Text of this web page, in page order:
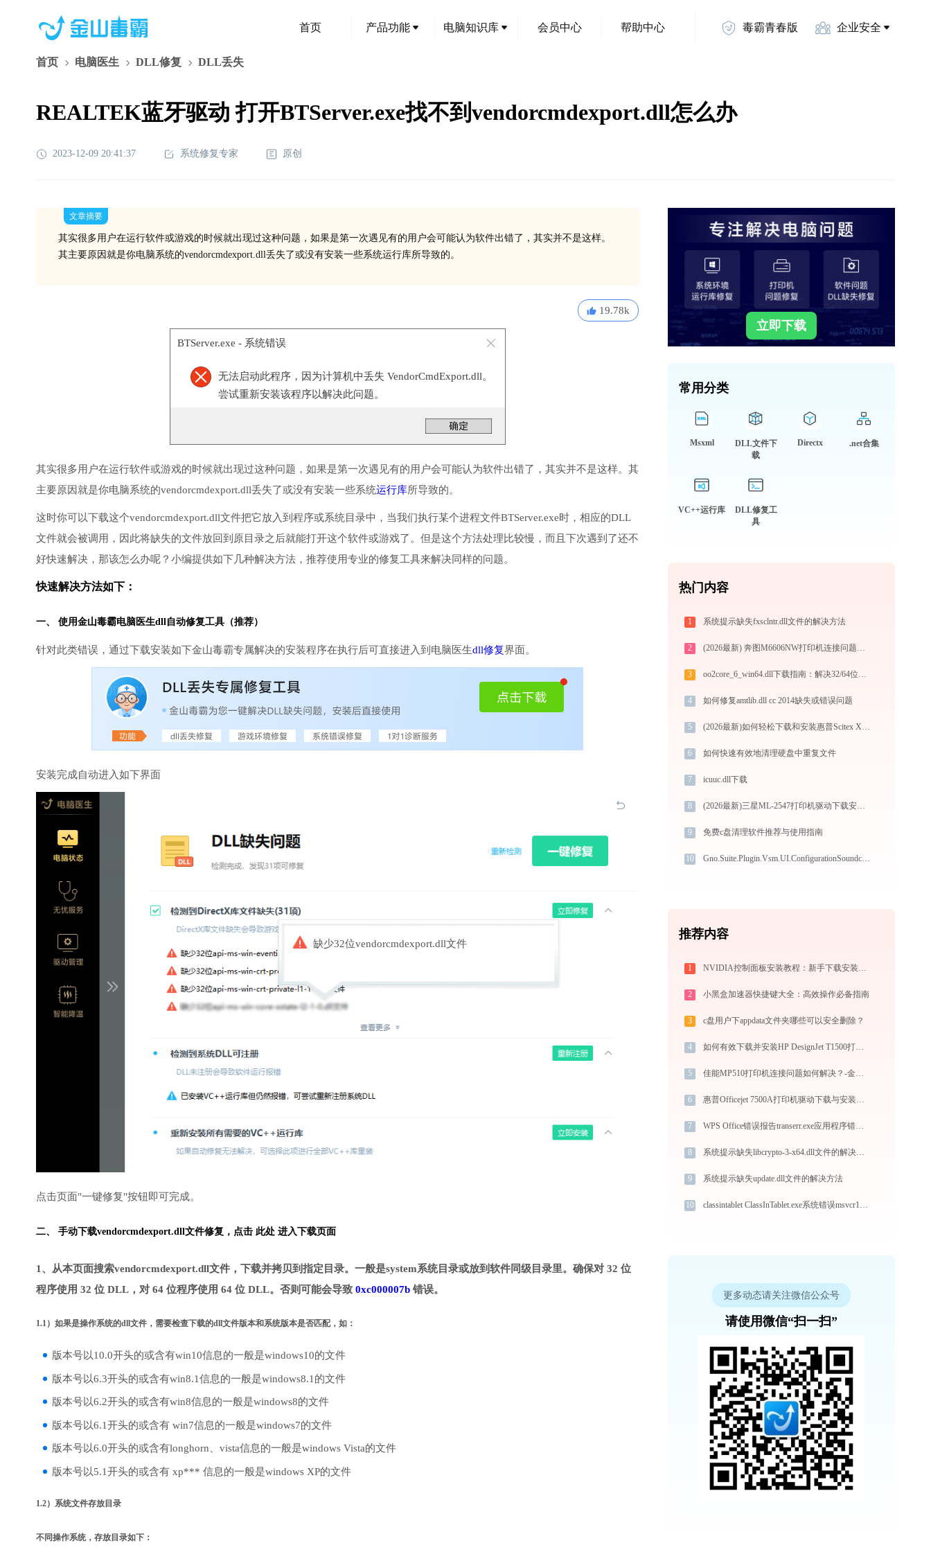
首页 产品功能 电脑知识库 会员中心 帮助中心 毒霸青春版 企业安全
首页 电脑医生 DLL修复 DLL丢失
REALTEK蓝牙驱动 打开BTServer.exe找不到vendorcmdexport.dll怎么办
2023-12-09 20:41:37 系统修复专家 原创
文章摘要
其实很多用户在运行软件或游戏的时候就出现过这种问题，如果是第一次遇见有的用户会可能认为软件出错了，其实并不是这样。
其主要原因就是你电脑系统的vendorcmdexport.dll丢失了或没有安装一些系统运行库所导致的。
19.78k
BTServer.exe - 系统错误
无法启动此程序，因为计算机中丢失 VendorCmdExport.dll。
尝试重新安装该程序以解决此问题。
其实很多用户在运行软件或游戏的时候就出现过这种问题，如果是第一次遇见有的用户会可能认为软件出错了，其实并不是这样。其
主要原因就是你电脑系统的vendorcmdexport.dll丢失了或没有安装一些系统运行库所导致的。
这时你可以下载这个vendorcmdexport.dll文件把它放入到程序或系统目录中，当我们执行某个进程文件BTServer.exe时，相应的DLL
文件就会被调用，因此将缺失的文件放回到原目录之后就能打开这个软件或游戏了。但是这个方法处理比较慢，而且下次遇到了还不
好快速解决，那该怎么办呢？小编提供如下几种解决方法，推荐使用专业的修复工具来解决同样的问题。
快速解决方法如下：
一、 使用金山毒霸电脑医生dll自动修复工具（推荐）
针对此类错误，通过下载安装如下金山毒霸专属解决的安装程序在执行后可直接进入到电脑医生dll修复界面。
安装完成自动进入如下界面
缺少32位vendorcmdexport.dll文件
点击页面"一键修复"按钮即可完成。
二、 手动下载vendorcmdexport.dll文件修复， 点击 此处 进入下载页面
1、从本页面搜索vendorcmdexport.dll文件，下载并拷贝到指定目录。一般是system系统目录或放到软件同级目录里。确保对 32 位
程序使用 32 位 DLL，对 64 位程序使用 64 位 DLL。否则可能会导致 0xc000007b 错误。
1.1）如果是操作系统的dll文件，需要检查下载的dll文件版本和系统版本是否匹配，如：
版本号以10.0开头的或含有win10信息的一般是windows10的文件
版本号以6.3开头的或含有win8.1信息的一般是windows8.1的文件
版本号以6.2开头的或含有win8信息的一般是windows8的文件
版本号以6.1开头的或含有 win7信息的一般是windows7的文件
版本号以6.0开头的或含有longhorn、vista信息的一般是windows Vista的文件
版本号以5.1开头的或含有 xp*** 信息的一般是windows XP的文件
1.2）系统文件存放目录
不同操作系统，存放目录如下：
立即下载
常用分类
Msxml
DLL文件下
载
Directx .net合集
VC++运行库
DLL修复工
具
热门内容
1 系统提示缺失fxsclntr.dll文件的解决方法
2 (2026最新) 奔图M6606NW打印机连接问题解决方法 - 金山毒霸
3 oo2core_6_win64.dll下载指南：解决32/64位系统DLL缺失问题（官方免费版）
4 如何修复amtlib.dll cc 2014缺失或错误问题
5 (2026最新)如何轻松下载和安装惠普Scitex XP2700打印机驱动？跟着这篇指南走
6 如何快速有效地清理硬盘中重复文件
7 icuuc.dll下载
8 (2026最新)三星ML-2547打印机驱动下载安装全程指导，轻松解决打印问题
9 免费c盘清理软件推荐与使用指南
10 Gno.Suite.Plugin.Vsm.UI.ConfigurationSoundcards.dll下载
推荐内容
1 NVIDIA控制面板安装教程：新手下载安装完整指南
2 小黑盒加速器快捷键大全：高效操作必备指南
3 c盘用户下appdata文件夹哪些可以安全删除？
4 如何有效下载并安装HP DesignJet T1500打印机驱动？全方位指导手册
5 佳能MP510打印机连接问题如何解决？-金山毒霸
6 惠普Officejet 7500A打印机驱动下载与安装教程：新手也能轻松搞定
7 WPS Office错误报告transerr.exe应用程序错误0xc000000d解决方法
8 系统提示缺失libcrypto-3-x64.dll文件的解决方法
9 系统提示缺失update.dll文件的解决方法
10 classintablet ClassInTablet.exe系统错误msvcr100.dll丢失如何解决
更多动态请关注微信公众号
请使用微信“扫一扫”